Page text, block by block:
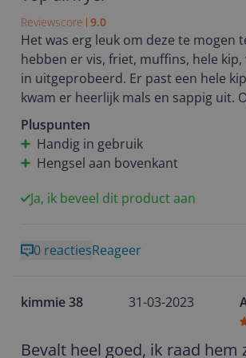
Reviewscore 9.0
Het was erg leuk om deze te mogen
hebben er vis, friet, muffins, hele kip,
in uitgeprobeerd. Er past een hele
kwam er heerlijk mals en sappig uit.
ook wat groentjes bijgedaan en dat
lekker geworden. De muffins kwamen
goed uit, goed gebakken en smeuig.
ik het lekkerst uit de airfryer. Ze
cripsy en zijn totaal niet vettig, want
geprobeerd op de
pizza erin gebakken. Die kwam er
dan uit de oven. Was helemaal niet
crispy en zacht.
Pluspunten
Handig in gebruik
Hengsel aan bovenkant
Ja, ik beveel dit product aan
0 reactiesReageer
kimmie 38 31-03-2023
Bevalt heel goed, ik raad hem